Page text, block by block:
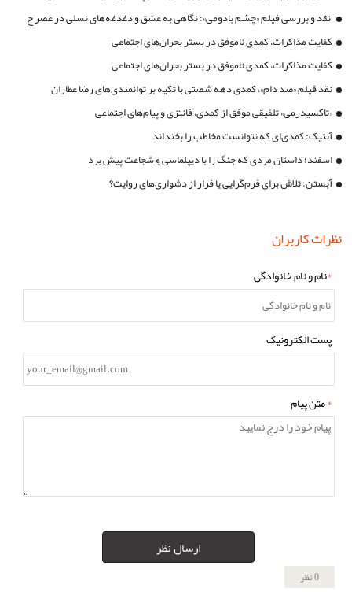
نقد و بررسی فیلم «چشم بادومی»: نگاهی به عشق و دغدغه‌های نسلی در عصر ج
کفایت مذاکرات، کمدی ناموفق در بستر بحران‌های اجتماعی
کفایت مذاکرات، کمدی ناموفق در بستر بحران‌های اجتماعی
نقد فیلم «صد دام»، کمدی دهه شصتی با تکیه بر توانمندی‌های رضا عطاران
«تاکسیدرمی» تلفیقی موفق از کمدی، فانتزی و پیام‌های اجتماعی
آنتیک: کمدی‌ای که نتوانست مخاطب را بخنداند
اسفند؛ داستان مردی که جنگ را با دیپلماسی و شجاعت پیش برد
آبستن: تلاش برای فرم‌گرایی یا فرار از دشواری‌های روایت؟
نظرات کاربران
*نام و نام خانوادگی
پست الکترونیک
*متن پیام
ارسال نظر
0 نظر